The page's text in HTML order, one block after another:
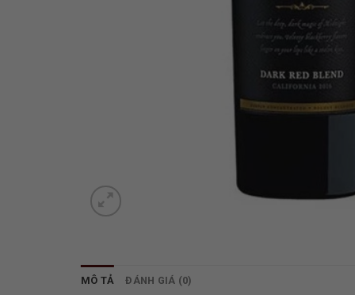
MÔ TẢ ĐÁNH GIÁ (0)